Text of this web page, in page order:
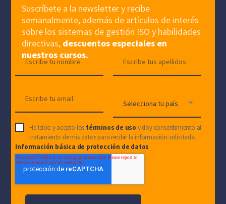
Suscríbete a la newsletter y recibe
semanalmente, además de artículos de interés
sobre los sistemas de gestión ISO y habilidades
directivas, descuentos especiales en
nuestros cursos.
He leído y acepto los términos de uso y doy consentimiento al
tratamiento de mis datos para recibir la información solicitada.
Información básica de protección de datos